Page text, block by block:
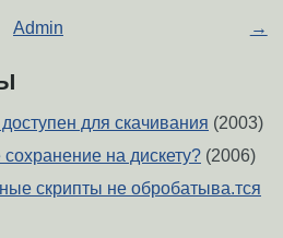
Admin →
для скачивания (2003)
сохранение на дискету? (2006)
скрипты не обробатыва.тся